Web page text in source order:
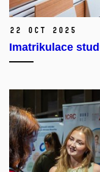
22 Oct 2025
Imatrikulace